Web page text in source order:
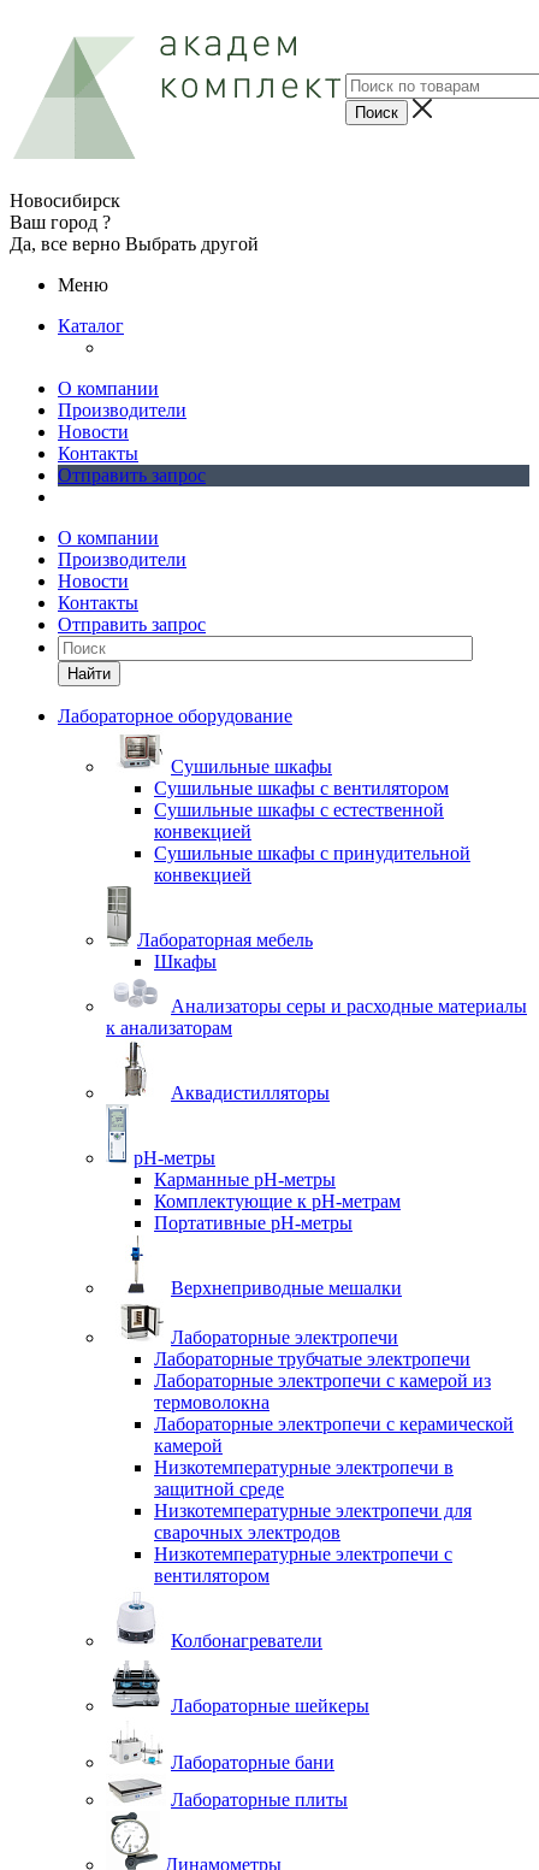
Новосибирск
Ваш город ?
Да, все верно Выбрать другой
Меню
Каталог
О компании
Производители
Новости
Контакты
Отправить запрос
О компании
Производители
Новости
Контакты
Отправить запрос
Найти
Лабораторное оборудование
Cушильные шкафы
Сушильные шкафы с вентилятором
Сушильные шкафы с естественной
конвекцией
Сушильные шкафы с принудительной
конвекцией
Лабораторная мебель
Шкафы
Анализаторы серы и расходные материалы
к анализаторам
Аквадистилляторы
pH-метры
Карманные pH-метры
Комплектующие к pH-метрам
Портативные pH-метры
Верхнеприводные мешалки
Лабораторные электропечи
Лабораторные трубчатые электропечи
Лабораторные электропечи с камерой из
термоволокна
Лабораторные электропечи с керамической
камерой
Низкотемпературные электропечи в
защитной среде
Низкотемпературные электропечи для
cварочных электродов
Низкотемпературные электропечи с
вентилятором
Колбонагреватели
Лабораторные шейкеры
Лабораторные бани
Лабораторные плиты
Динамометры